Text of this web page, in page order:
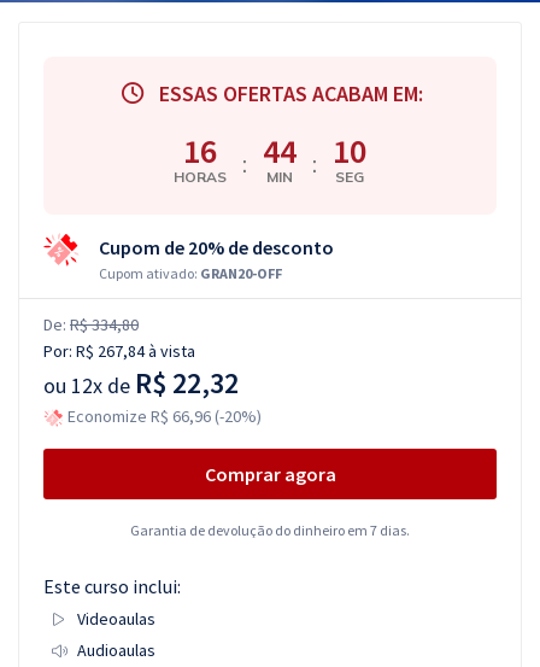
ESSAS OFERTAS ACABAM EM:
16
HORAS : 44
MIN : 09
SEG
Cupom de 20% de desconto
Cupom ativado: GRAN20-OFF
De: R$ 334,80
Por: R$ 267,84à vista
ou 12x de R$ 22,32
Economize R$ 66,96 (-20%)
Comprar agora
Garantia de devolução do dinheiro em 7 dias.
Este curso inclui:
Videoaulas
Audioaulas